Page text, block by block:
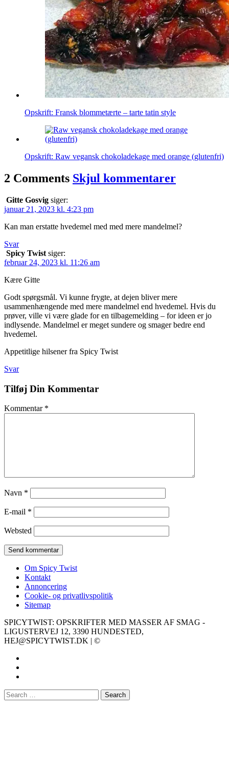
Opskrift: Fransk blommetærte – tarte tatin style
Opskrift: Raw vegansk chokoladekage med orange (glutenfri)
2 Comments Skjul kommentarer
Gitte Gosvig siger:
januar 21, 2023 kl. 4:23 pm
Kan man erstatte hvedemel med med mere mandelmel?
Svar
Spicy Twist siger:
februar 24, 2023 kl. 11:26 am
Kære Gitte
Godt spørgsmål. Vi kunne frygte, at dejen bliver mere
usammenhængende med mere mandelmel end hvedemel. Hvis du
prøver, ville vi være glade for en tilbagemelding – for ideen er jo
indlysende. Mandelmel er meget sundere og smager bedre end
hvedemel.
Appetitlige hilsener fra Spicy Twist
Svar
Tilføj Din Kommentar
Kommentar *
Navn *
E-mail *
Websted
Om Spicy Twist
Kontakt
Annoncering
Cookie- og privatlivspolitik
Sitemap
SPICYTWIST: OPSKRIFTER MED MASSER AF SMAG -
LIGUSTERVEJ 12, 3390 HUNDESTED,
HEJ@SPICYTWIST.DK | ©